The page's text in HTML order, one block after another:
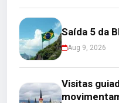
Saída 5 da
Aug 9, 2026
Visitas